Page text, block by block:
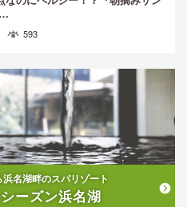
593
名湖畔のスパリゾート
ーズン浜名湖